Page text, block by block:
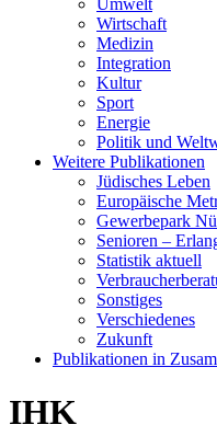
Umwelt
Wirtschaft
Medizin
Integration
Kultur
Sport
Energie
Politik und
Weitere Publikationen
Jüdisches Leben
Europäische
Gewerbepark
Senioren –
Statistik aktuell
Sonstiges
Verschiedenes
Zukunft
Publikationen in
IHK